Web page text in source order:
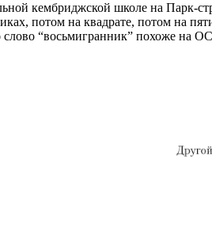
кембриджской школе на Парк-
потом на квадрате, потом на
слово “восьмигранник” похоже